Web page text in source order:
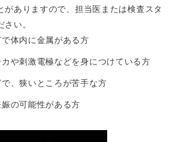
がありますので、担当医または検査スタ
い。
体内に金属がある方
や刺激電極などを身につけている方
、狭いところが苦手な方
の可能性がある方